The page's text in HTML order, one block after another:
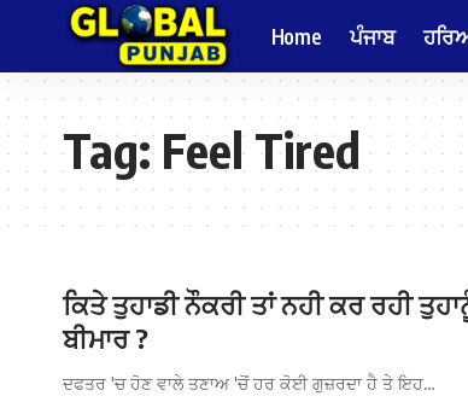
Home ਪੰਜਾਬ
Tag:Feel Tired
ਕਿਤੇ ਤੁਹਾਡੀ ਨੌਕਰੀ ਤਾਂ ਨਹੀ ਕਰ ਰਹੀ
ਬੀਮਾਰ ?
ਦਫਤਰ 'ਚ ਹੋਣ ਵਾਲੇ ਤਣਾਅ 'ਚੋਂ ਹਰ ਕੋਈ ਗੁਜ਼ਰਦਾ ਹੈ ਤੇ ਇਹ…